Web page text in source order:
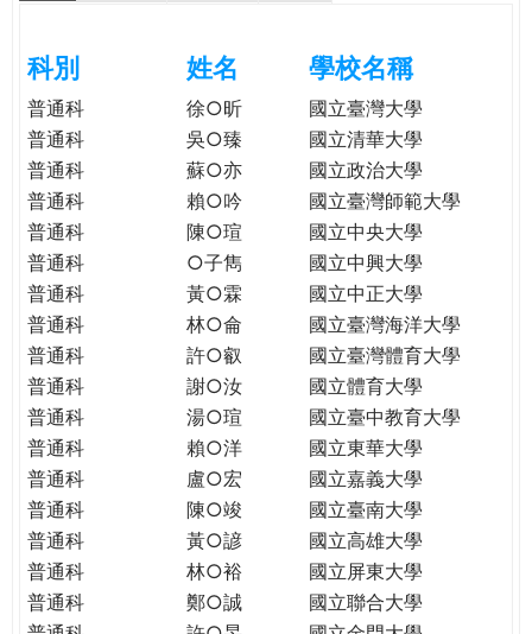
格。
民。
WAGOR
TODAY
THE
e
r
e
科別 姓名 學校名稱
普通科 徐○昕
國立臺灣大學
普通科
吳○臻
國立清華大學
普通科
蘇○亦
國立政治大學
普通科
賴○吟
國立臺灣師範大學
普通科
陳○瑄
國立中央大學
普通科
○子雋
國立中興大學
普通科
黃○霖
國立中正大學
普通科
林○侖
國立臺灣海洋大學
普通科
許○叡
國立臺灣體育大學
普通科
謝○汝
國立體育大學
普通科
湯○瑄
國立臺中教育大學
普通科
賴○洋
國立東華大學
普通科
盧○宏
國立嘉義大學
普通科
陳○竣
國立臺南大學
普通科
黃○諺
國立高雄大學
普通科
林○裕
國立屏東大學
普通科
鄭○誠
國立聯合大學